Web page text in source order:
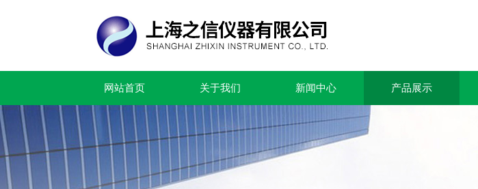
网站首页 关于我们 新闻中心 产品展示